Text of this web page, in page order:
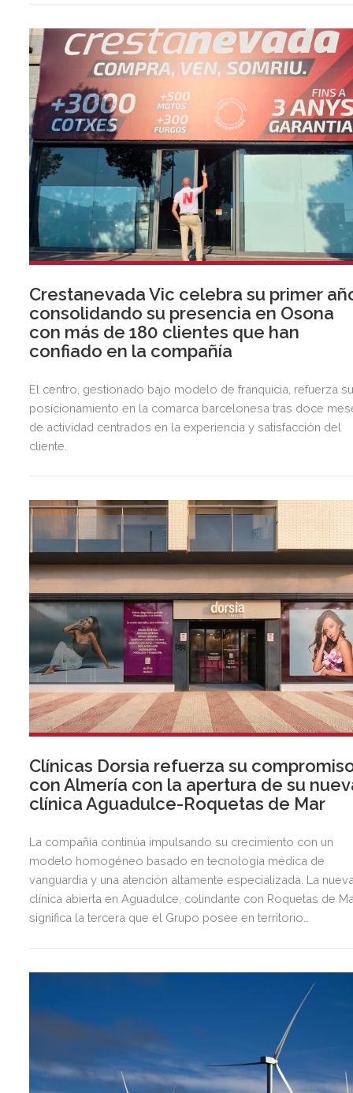
Crestanevada Vic celebra su primer
consolidando su presencia en Osona
con más de 180 clientes que han
confiado en la compañía
El centro, gestionado bajo modelo de franquicia, refuerza
posicionamiento en la comarca barcelonesa tras doce
de actividad centrados en la experiencia y satisfacción del
cliente.
Clínicas Dorsia refuerza su
con Almería con la apertura de su
clínica Aguadulce-Roquetas de Mar
La compañía continúa impulsando su crecimiento con un
modelo homogéneo basado en tecnología médica de
vanguardia y una atención altamente especializada. La
clínica abierta en Aguadulce, colindante con Roquetas de
significa la tercera que el Grupo posee en territorio